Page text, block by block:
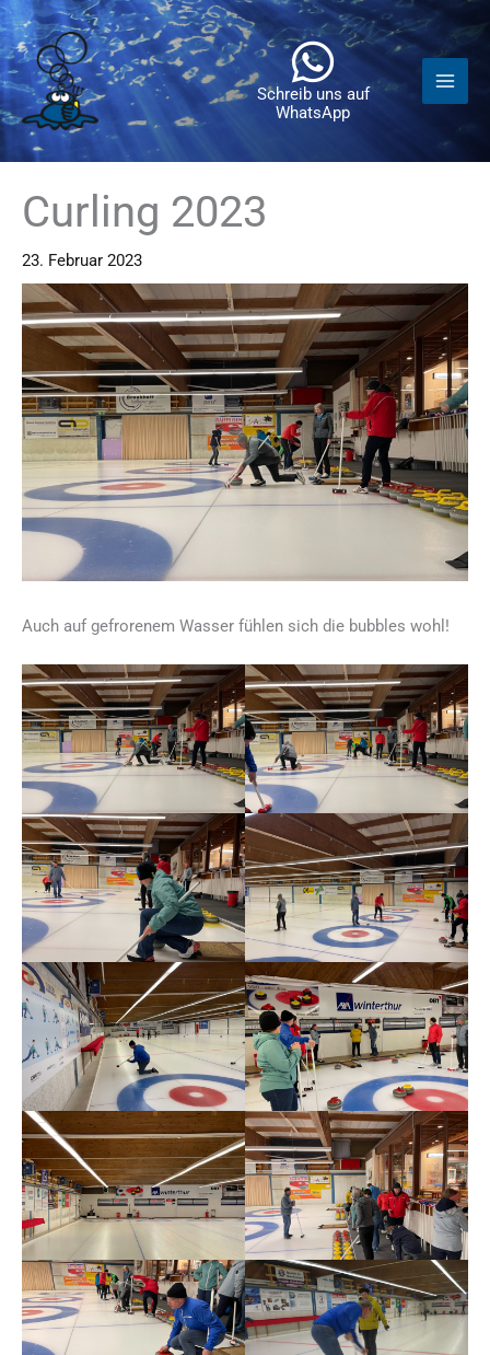
Zum
Inhalt
springen
Schreib uns auf
WhatsApp
Curling 2023
23. Februar 2023
Auch auf gefrorenem Wasser fühlen sich die bubbles wohl!